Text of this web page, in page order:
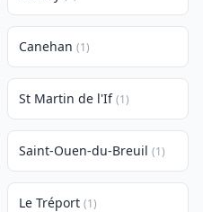
Canehan (1)
St Martin de l'If (1)
Saint-Ouen-du-Breuil (1)
Le Tréport (1)